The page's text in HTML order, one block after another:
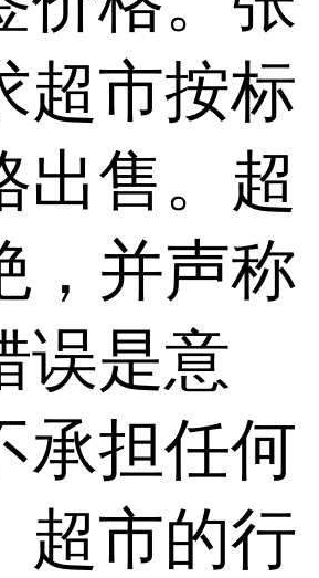
超市按标
出售。超
，并声称
误是意
承担任何
超市的行